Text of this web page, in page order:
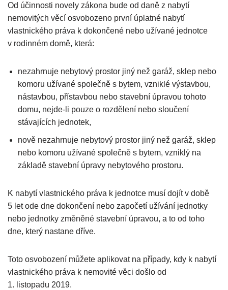
Od účinnosti novely zákona bude od daně z nabytí
nemovitých věcí osvobozeno první úplatné nabytí
vlastnického práva k dokončené nebo užívané jednotce
v rodinném domě, která:
nezahrnuje nebytový prostor jiný než garáž, sklep nebo
komoru užívané společně s bytem, vzniklé výstavbou,
nástavbou, přístavbou nebo stavební úpravou tohoto
domu, nejde-li pouze o rozdělení nebo sloučení
stávajících jednotek,
nově nezahrnuje nebytový prostor jiný než garáž, sklep
nebo komoru užívané společně s bytem, vzniklý na
základě stavební úpravy nebytového prostoru.
K nabytí vlastnického práva k jednotce musí dojít v době
5 let ode dne dokončení nebo započetí užívání jednotky
nebo jednotky změněné stavební úpravou, a to od toho
dne, který nastane dříve.
Toto osvobození můžete aplikovat na případy, kdy k nabytí
vlastnického práva k nemovité věci došlo od
1. listopadu 2019.